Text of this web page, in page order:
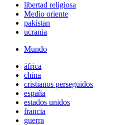
libertad religiosa
Medio oriente
pakistan
ucrania
Mundo
áfrica
china
cristianos perseguidos
españa
estados unidos
francia
guerra